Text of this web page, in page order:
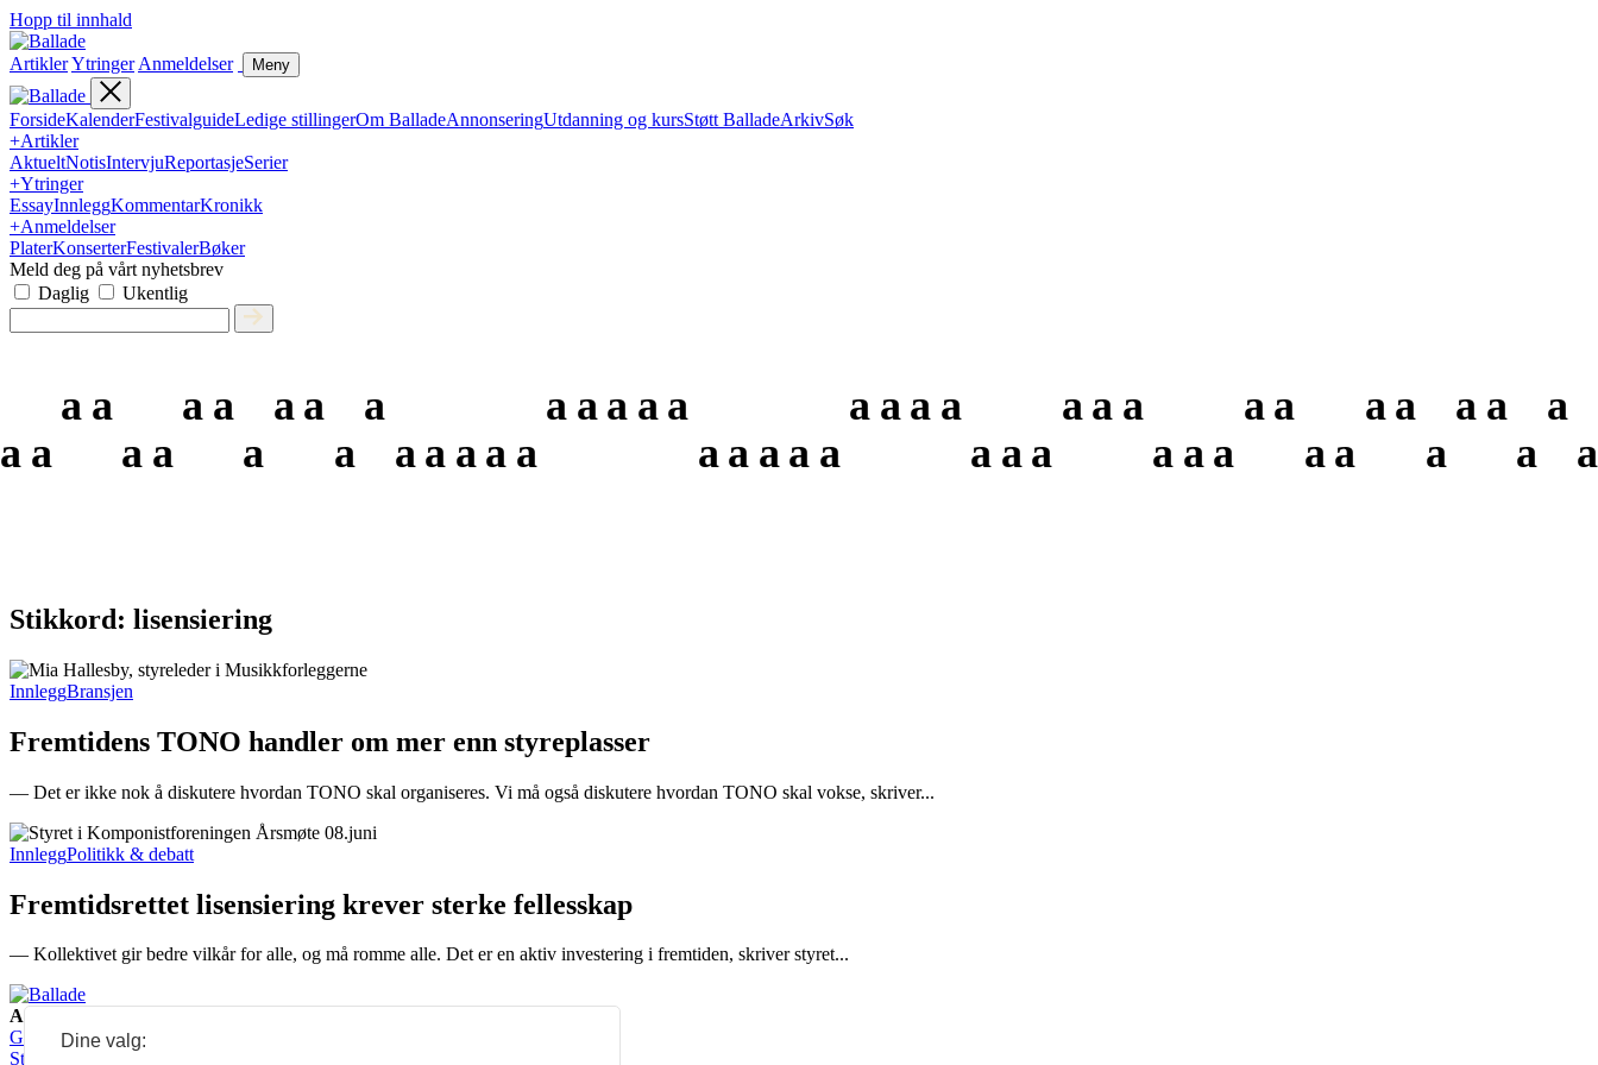
Hopp til innhald
ArtiklerYtringer Anmeldelser Meny
ForsideKalenderFestivalguideLedige stillingerOm BalladeAnnonseringUtdanning og kursStøtt BalladeArkivSøk
+Artikler
AktueltNotisIntervjuReportasjeSerier
+Ytringer
EssayInnleggKommentarKronikk
+Anmeldelser
PlaterKonserterFestivalerBøker
Meld deg på vårt nyhetsbrev
Daglig
Ukentlig
a
a
a
a
a
a
a
a
a
a a
a a a a
a a a
a a a
a a
a a
a a
a
a
a
a
a
a
a
a
Stikkord: lisensiering
InnleggBransjen
Fremtidens TONO handler om mer enn styreplasser
— Det er ikke nok å diskutere hvordan TONO skal organiseres. Vi må også diskutere hvordan TONO skal vokse, skriver...
InnleggPolitikk & debatt
Fremtidsrettet lisensiering krever sterke fellesskap
— Kollektivet gir bedre vilkår for alle, og må romme alle. Det er en aktiv investering i fremtiden, skriver styret...
Ansvarlig redaktør:
Guro Kleveland Annonseansvarlig:
Sture Bjørseth
Dine valg: